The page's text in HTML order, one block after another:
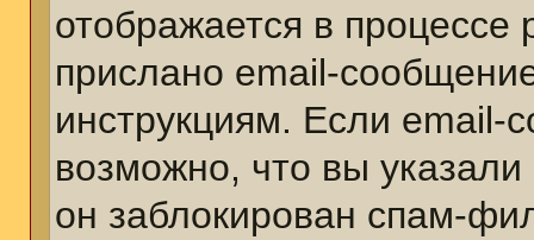
отображается в
прислано email-
инструкциям. Если email-
возможно, что вы
он заблокирован спам-